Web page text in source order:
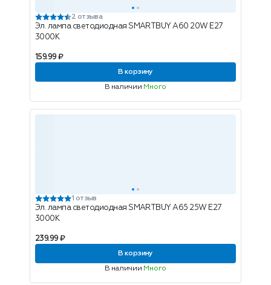
2 отзыва
Эл. лампа светодиодная SMARTBUY A60 20W E27
3000K
159.99 ₽
В корзину
В наличии Много
1 отзыв
Эл. лампа светодиодная SMARTBUY A65 25W E27
3000K
239.99 ₽
В корзину
В наличии Много